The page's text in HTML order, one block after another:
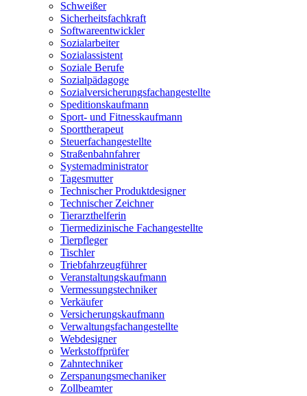
Schweißer
Sicherheitsfachkraft
Softwareentwickler
Sozialarbeiter
Sozialassistent
Soziale Berufe
Sozialpädagoge
Sozialversicherungsfachangestellte
Speditionskaufmann
Sport- und Fitnesskaufmann
Sporttherapeut
Steuerfachangestellte
Straßenbahnfahrer
Systemadministrator
Tagesmutter
Technischer Produktdesigner
Technischer Zeichner
Tierarzthelferin
Tiermedizinische Fachangestellte
Tierpfleger
Tischler
Triebfahrzeugführer
Veranstaltungskaufmann
Vermessungstechniker
Verkäufer
Versicherungskaufmann
Verwaltungsfachangestellte
Webdesigner
Werkstoffprüfer
Zahntechniker
Zerspanungsmechaniker
Zollbeamter